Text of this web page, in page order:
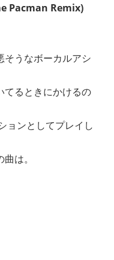
Pacman Remix)
そうなボーカルアシ
てるときにかけるの
ョンとしてプレイし
は。